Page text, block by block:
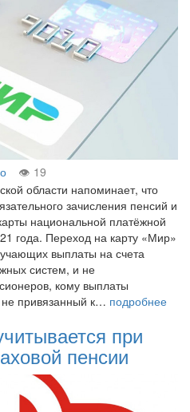
19
области напоминает, что
зачисления пенсий и
национальной платёжной
года. Переход на карту «Мир»
выплаты на счета
систем, и не
кому выплаты
не привязанный к… подробнее
при
пенсии